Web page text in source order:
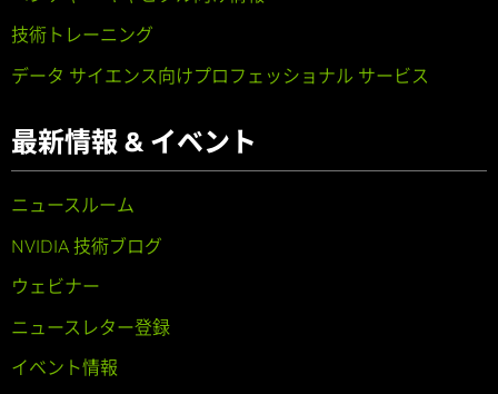
技術トレーニング
データ サイエンス向けプロフェッショナル サービス
最新情報 & イベント
ニュースルーム
NVIDIA 技術ブログ
ウェビナー
ニュースレター登録
イベント情報